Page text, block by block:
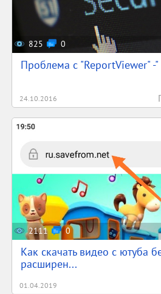
825 0
Проблема с "ReportViewer" -
24.10.2016
2111 0
Как скачать видео с ютуба
расширен...
01.04.2019